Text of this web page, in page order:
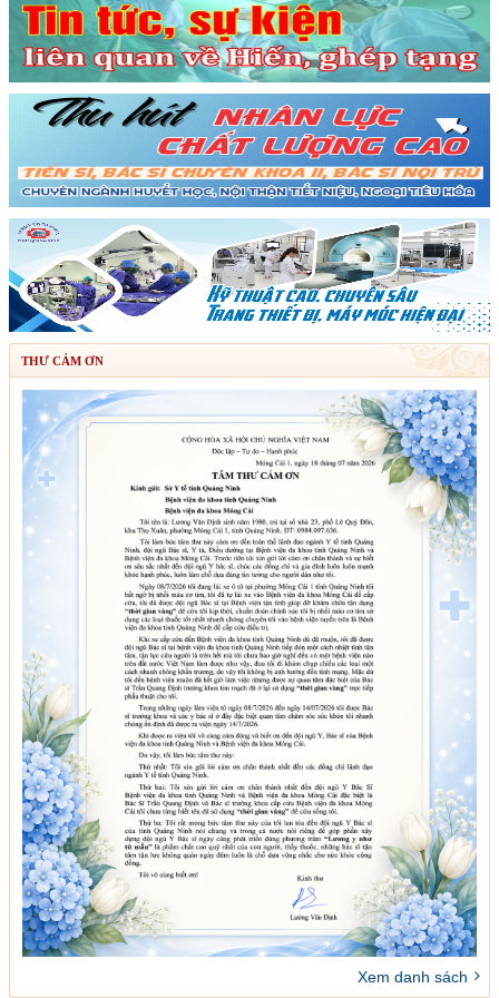
THƯ CẢM ƠN
Xem danh sách